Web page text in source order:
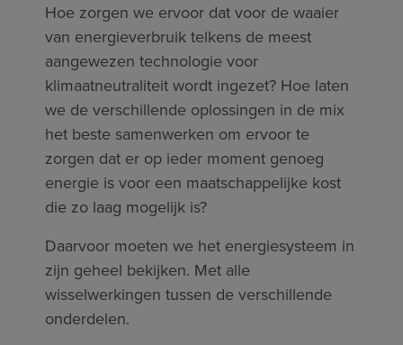
Hoe zorgen we ervoor dat voor de waaier
van energieverbruik telkens de meest
aangewezen technologie voor
klimaatneutraliteit wordt ingezet? Hoe laten
we de verschillende oplossingen in de mix
het beste samenwerken om ervoor te
zorgen dat er op ieder moment genoeg
energie is voor een maatschappelijke kost
die zo laag mogelijk is?
Daarvoor moeten we het energiesysteem in
zijn geheel bekijken. Met alle
wisselwerkingen tussen de verschillende
onderdelen.